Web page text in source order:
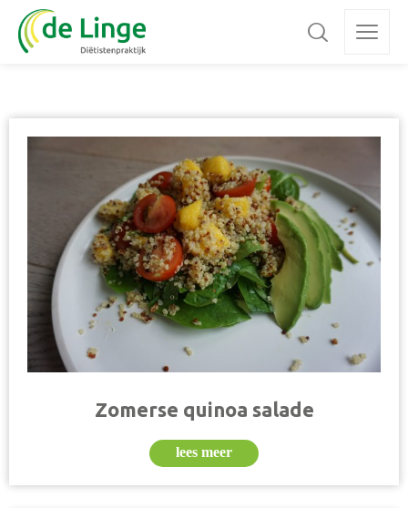
Zomerse quinoa salade
lees meer